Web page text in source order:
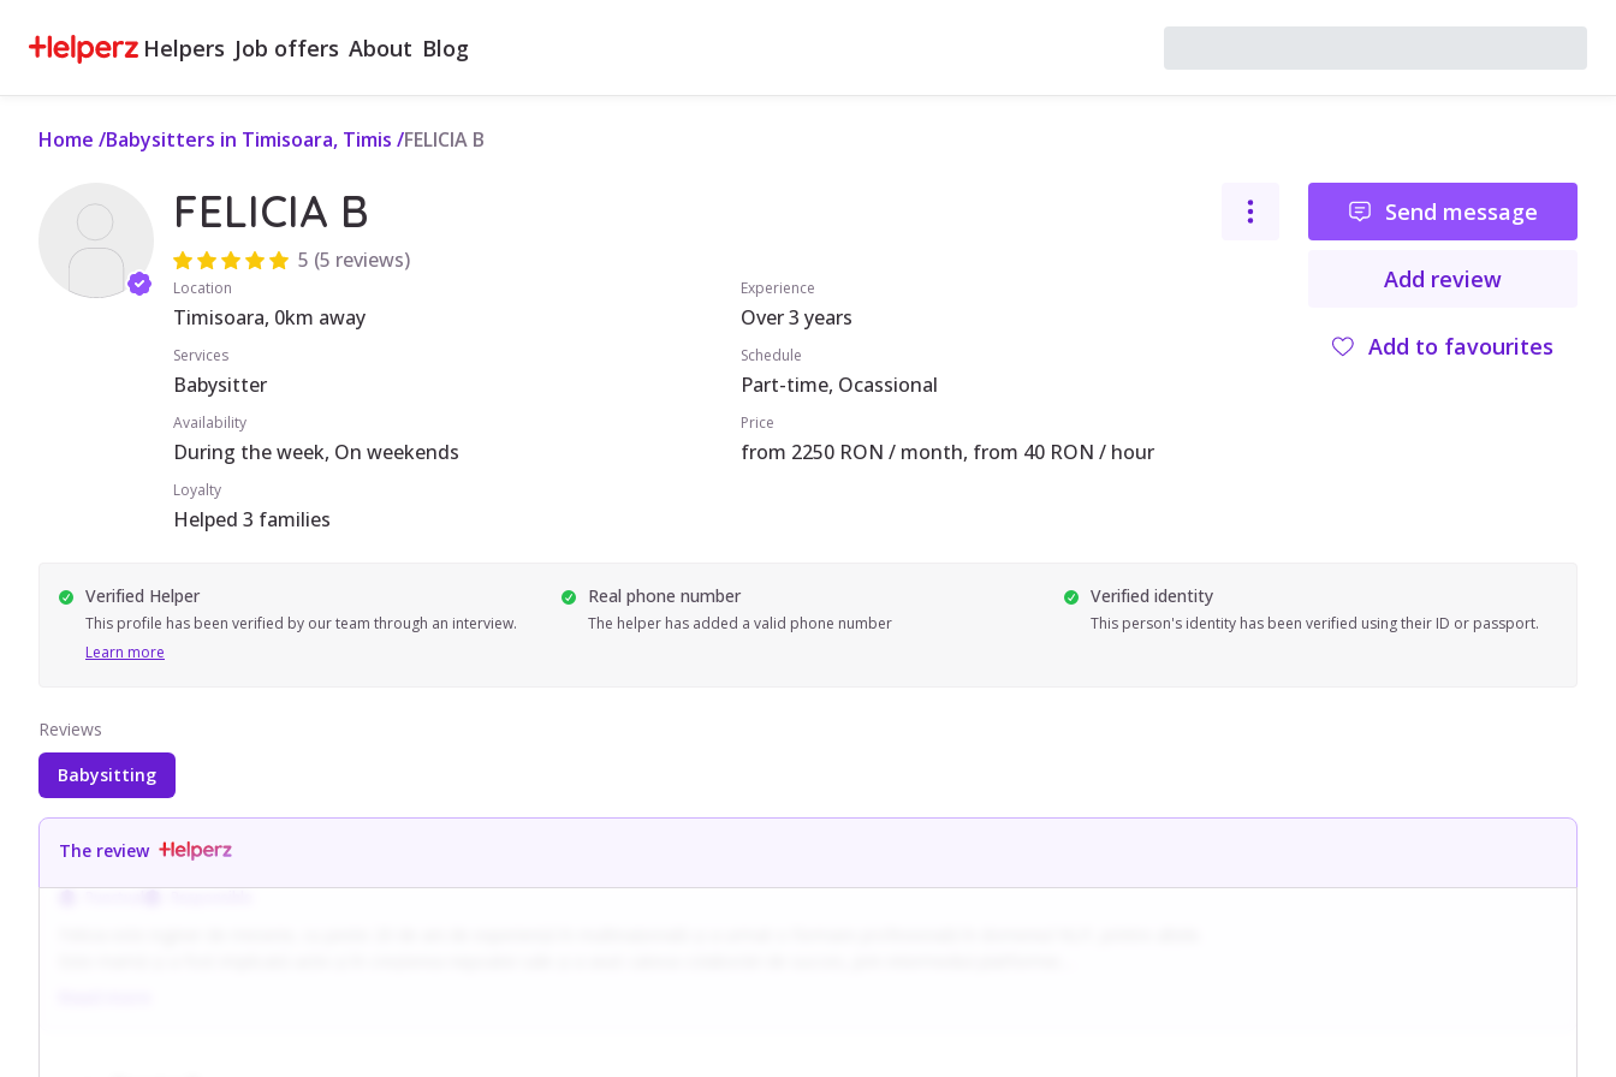
Helpers Job offers About Blog
Home /Babysitters in Timisoara, Timis /FELICIA B
FELICIA B
5 (5 reviews)
Location
Timisoara, 0km away
Experience
Over 3 years
Services
Babysitter
Schedule
Part-time, Ocassional
Availability
During the week, On weekends
Price
from 2250 RON / month, from 40 RON / hour
Loyalty
Helped 3 families
Send message
Add review
Add to favourites
Verified Helper
This profile has been verified by our team through an interview.
Learn more
Real phone number
The helper has added a valid phone number
Verified identity
This person's identity has been verified using their ID or passport.
Reviews
Babysitting
The review